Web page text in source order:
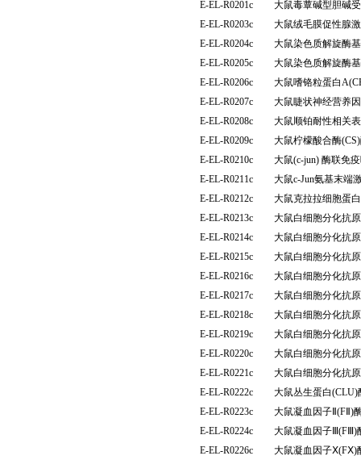
E-EL-R0201c
大鼠毒蕈碱型胆碱
E-EL-R0203c
大鼠绒毛膜促性腺
E-EL-R0204c
大鼠染色质解旋酶
E-EL-R0205c
大鼠染色质解旋酶
E-EL-R0206c
大鼠嗜铬粒蛋白
E-EL-R0207c
大鼠睫状神经营养
E-EL-R0208c
大鼠顺铂耐性相关
E-EL-R0209c
大鼠柠檬酸合酶
E-EL-R0210c
大鼠(c-jun) 酶联免
E-EL-R0211c
大鼠c-Jun氨基末端
E-EL-R0212c
大鼠克拉拉细胞蛋
E-EL-R0213c
大鼠白细胞分化抗
E-EL-R0214c
大鼠白细胞分化抗
E-EL-R0215c
大鼠白细胞分化抗
E-EL-R0216c
大鼠白细胞分化抗
E-EL-R0217c
大鼠白细胞分化抗
E-EL-R0218c
大鼠白细胞分化抗
E-EL-R0219c
大鼠白细胞分化抗
E-EL-R0220c
大鼠白细胞分化抗
E-EL-R0221c
大鼠白细胞分化抗
E-EL-R0222c
大鼠丛生蛋白
E-EL-R0223c
大鼠凝血因子Ⅱ(FⅡ)
E-EL-R0224c
大鼠凝血因子Ⅲ(FⅢ)
E-EL-R0226c
大鼠凝血因子Ⅹ(FⅩ)